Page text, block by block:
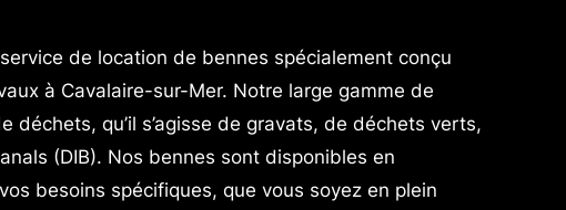
de location de bennes spécialement conçu
à Cavalaire-sur-Mer. Notre large gamme de
déchets, qu’il s’agisse de gravats, de déchets verts,
(DIB). Nos bennes sont disponibles en
besoins spécifiques, que vous soyez en plein